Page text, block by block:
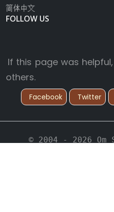
简体中文
FOLLOW US
If this page was
others.
Facebook Twitter
© 2004 - 2026